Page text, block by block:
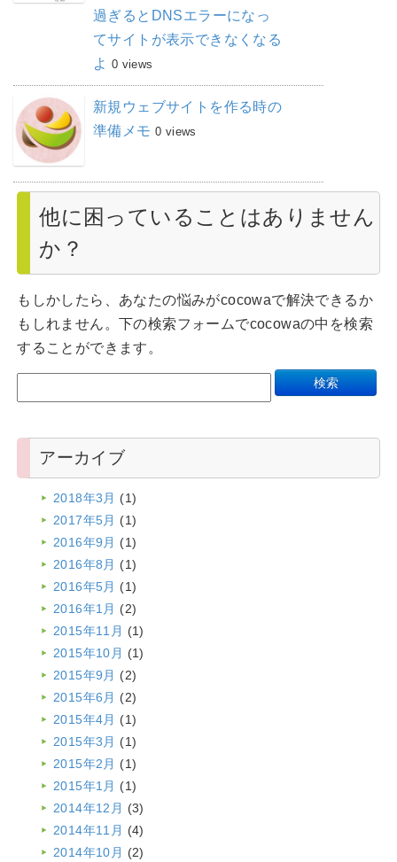
過ぎるとDNSエラーになっ
てサイトが表示できなくなる
よ 0 views
新規ウェブサイトを作る時の
準備メモ 0 views
他に困っていることはありません
か？
もしかしたら、あなたの悩みがcocowaで解決できるか
もしれません。下の検索フォームでcocowaの中を検索
することができます。
アーカイブ
2018年3月 (1)
2017年5月 (1)
2016年9月 (1)
2016年8月 (1)
2016年5月 (1)
2016年1月 (2)
2015年11月 (1)
2015年10月 (1)
2015年9月 (2)
2015年6月 (2)
2015年4月 (1)
2015年3月 (1)
2015年2月 (1)
2015年1月 (1)
2014年12月 (3)
2014年11月 (4)
2014年10月 (2)